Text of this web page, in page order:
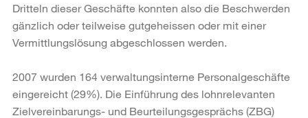
Dritteln dieser Geschäfte konnten also die Beschwerden
gänzlich oder teilweise gutgeheissen oder mit einer
Vermittlungslösung abgeschlossen werden.
2007 wurden 164 verwaltungsinterne Personalgeschäfte
eingereicht (29%). Die Einführung des lohnrelevanten
Zielvereinbarungs- und Beurteilungsgesprächs (ZBG)